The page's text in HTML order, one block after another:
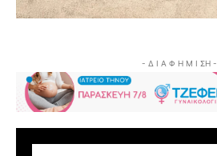
- Δ Ι Α Φ Η Μ Ι ΣΗ -